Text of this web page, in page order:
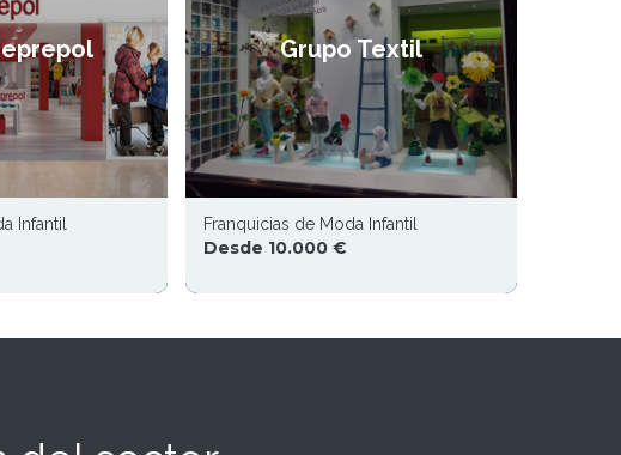
Infantil
Grupo Textil
Franquicias de Moda Infantil
Desde 10.000 €